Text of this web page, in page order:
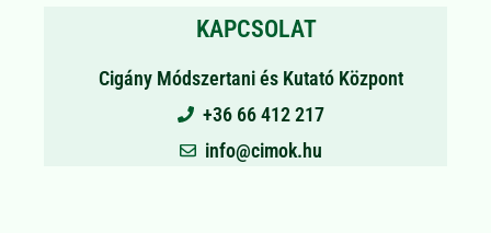
KAPCSOLAT
Cigány Módszertani és Kutató Központ
+36 66 412 217
info@cimok.hu